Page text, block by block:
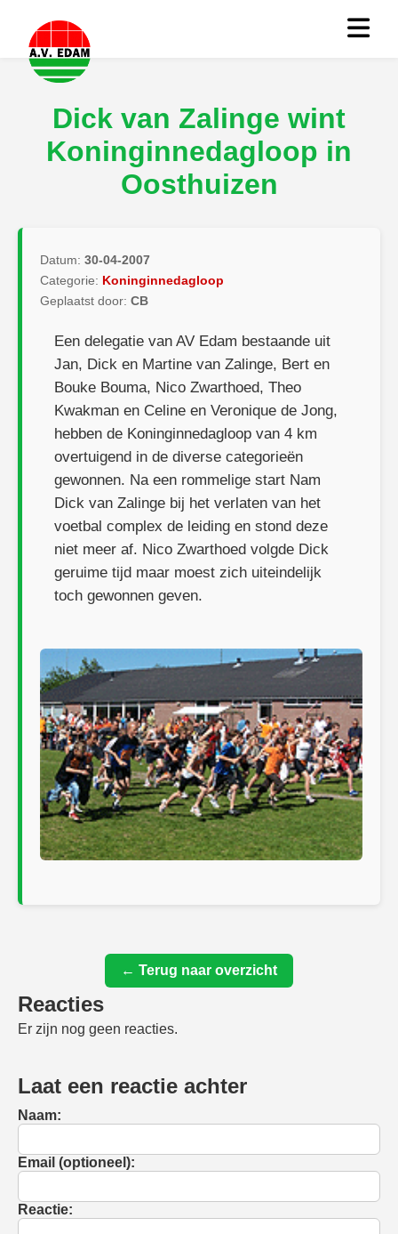
Dick van Zalinge wint
Koninginnedagloop in
Oosthuizen
Datum: 30-04-2007
Categorie: Koninginnedagloop
Geplaatst door: CB
Een delegatie van AV Edam bestaande uit
Jan, Dick en Martine van Zalinge, Bert en
Bouke Bouma, Nico Zwarthoed, Theo
Kwakman en Celine en Veronique de Jong,
hebben de Koninginnedagloop van 4 km
overtuigend in de diverse categorieën
gewonnen. Na een rommelige start Nam
Dick van Zalinge bij het verlaten van het
voetbal complex de leiding en stond deze
niet meer af. Nico Zwarthoed volgde Dick
geruime tijd maar moest zich uiteindelijk
toch gewonnen geven.
← Terug naar overzicht
Reacties
Er zijn nog geen reacties.
Laat een reactie achter
Naam:
Email (optioneel):
Reactie: